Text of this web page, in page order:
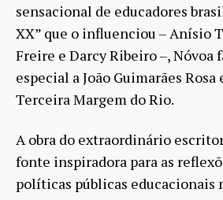
sensacional de educadores
XX” que o influenciou – Anísio
Freire e Darcy Ribeiro –, Nóvoa
especial a João Guimarães Rosa
Terceira Margem do Rio.
A obra do extraordinário
fonte inspiradora para as
políticas públicas educacionais